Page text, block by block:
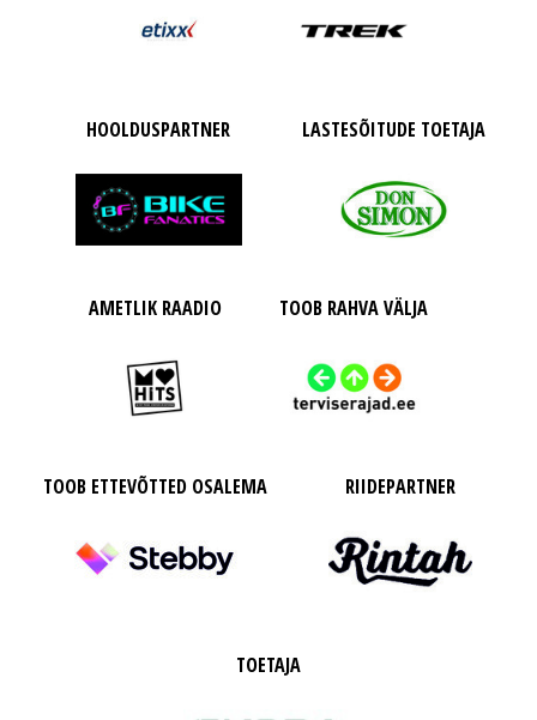
HOOLDUSPARTNER LASTESÕITUDE TOETAJA
AMETLIK RAADIO TOOB RAHVA VÄLJA
TOOB ETTEVÕTTED OSALEMA RIIDEPARTNER
TOETAJA